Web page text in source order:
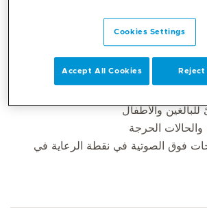
Core
والأطفال
والحالات الحرجة
فوق الصوتية في نقطة الرعاية في
Cookies Settings
Reject
Accept All Cookies